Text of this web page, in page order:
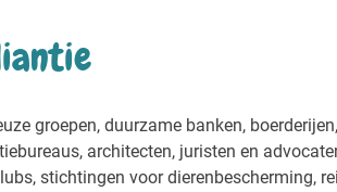
groepen, duurzame banken,
architecten, juristen en
stichtingen voor dierenbescherming,